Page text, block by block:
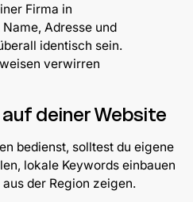
Firma in
Adresse und
identisch sein.
verwirren
deiner Website
bedienst, solltest du eigene
lokale Keywords einbauen
der Region zeigen.